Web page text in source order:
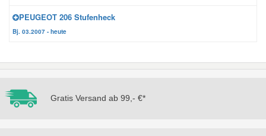
PEUGEOT 206 Stufenheck
Bj. 03.2007 - heute
Gratis Versand ab 99,- €*
Jeep Ersatzteile